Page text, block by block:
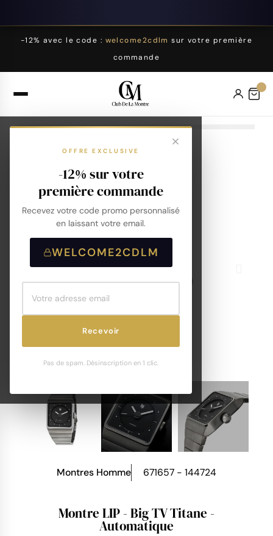
-12% avec le code : welcome2cdlm sur votre première
commande
OFFRE EXCLUSIVE
-12% sur votre
première commande
Recevez votre code promo personnalisé
en laissant votre email.
WELCOME2CDLM
Recevoir
Pas de spam. Désinscription en 1 clic.
Montres Homme 671657 - 144724
Montre LIP - Big TV Titane -
Automatique